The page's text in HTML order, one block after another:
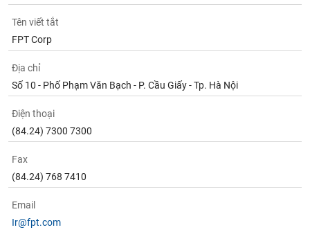
Tên viết tắt
FPT Corp
Địa chỉ
Số 10 - Phố Phạm Văn Bạch - P. Cầu Giấy - Tp. Hà Nội
Điện thoại
(84.24) 7300 7300
Fax
(84.24) 768 7410
Email
Ir@fpt.com